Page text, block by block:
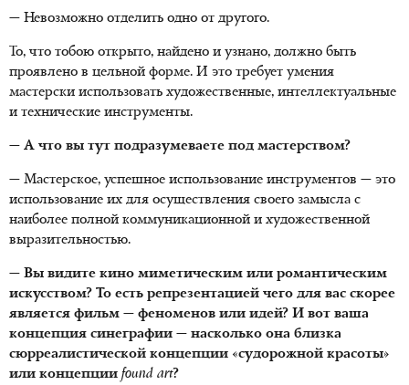
— Невозможно отделить одно от другого.
То, что тобою открыто, найдено и узнано, должно быть
проявлено в цельной форме. И это требует умения
мастерски использовать художественные, интеллектуальные
и технические инструменты.
— А что вы тут подразумеваете под мастерством?
— Мастерское, успешное использование инструментов — это
использование их для осуществления своего замысла с
наиболее полной коммуникационной и художественной
выразительностью.
— Вы видите кино миметическим или романтическим
искусством? То есть репрезентацией чего для вас скорее
является фильм — феноменов или идей? И вот ваша
концепция синеграфии — насколько она близка
сюрреалистической концепции «судорожной красоты»
или концепции found art?